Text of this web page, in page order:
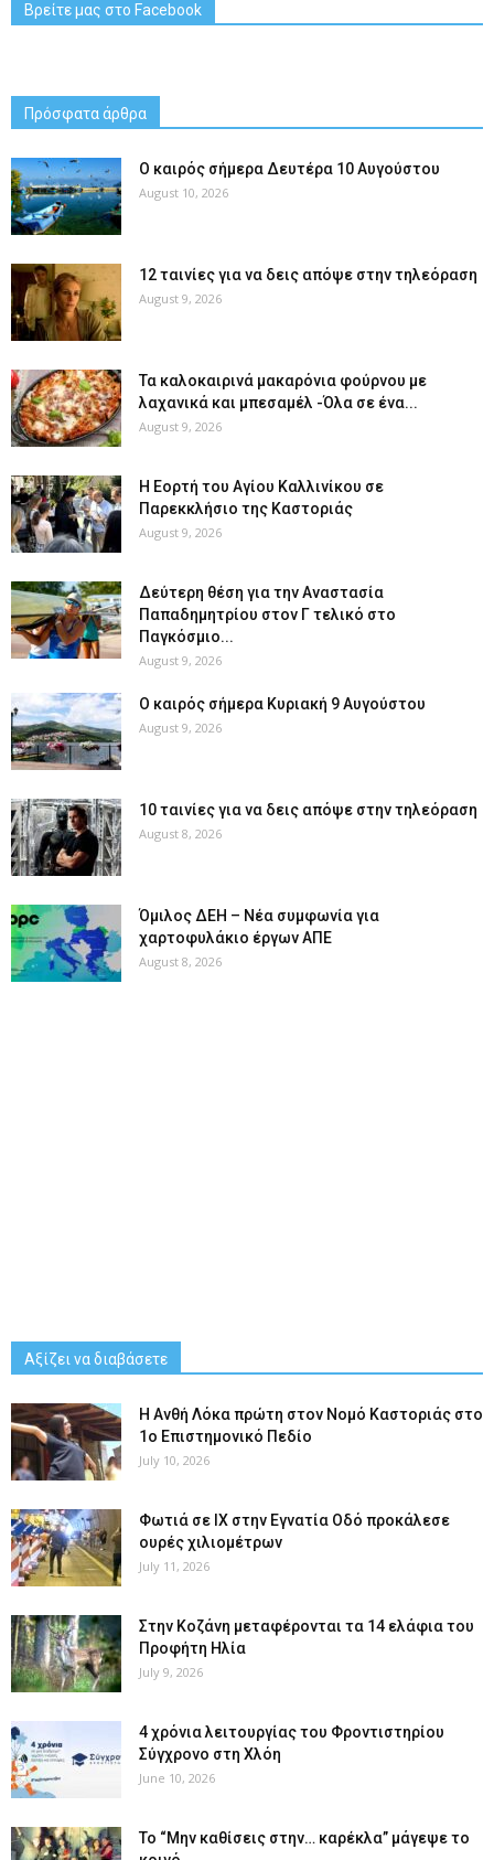
Βρείτε μας στο Facebook
Πρόσφατα άρθρα
Ο καιρός σήμερα Δευτέρα 10 Αυγούστου
August 10, 2026
12 ταινίες για να δεις απόψε στην τηλεόραση
August 9, 2026
Τα καλοκαιρινά μακαρόνια φούρνου με
λαχανικά και μπεσαμέλ -Όλα σε ένα...
August 9, 2026
H Εορτή του Αγίου Καλλινίκου σε
Παρεκκλήσιο της Καστοριάς
August 9, 2026
Δεύτερη θέση για την Αναστασία
Παπαδημητρίου στον Γ τελικό στο
Παγκόσμιο...
August 9, 2026
Ο καιρός σήμερα Κυριακή 9 Αυγούστου
August 9, 2026
10 ταινίες για να δεις απόψε στην τηλεόραση
August 8, 2026
Όμιλος ΔΕΗ – Νέα συμφωνία για
χαρτοφυλάκιο έργων ΑΠΕ
August 8, 2026
Αξίζει να διαβάσετε
Η Ανθή Λόκα πρώτη στον Νομό Καστοριάς στο
1ο Επιστημονικό Πεδίο
July 10, 2026
Φωτιά σε ΙΧ στην Εγνατία Οδό προκάλεσε
ουρές χιλιομέτρων
July 11, 2026
Στην Κοζάνη μεταφέρονται τα 14 ελάφια του
Προφήτη Ηλία
July 9, 2026
4 χρόνια λειτουργίας του Φροντιστηρίου
Σύγχρονο στη Χλόη
June 10, 2026
Το “Μην καθίσεις στην… καρέκλα” μάγεψε το